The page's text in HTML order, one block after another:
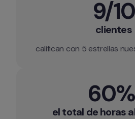
9/10
clientes
califican con 5 estrellas
60%
el total de horas